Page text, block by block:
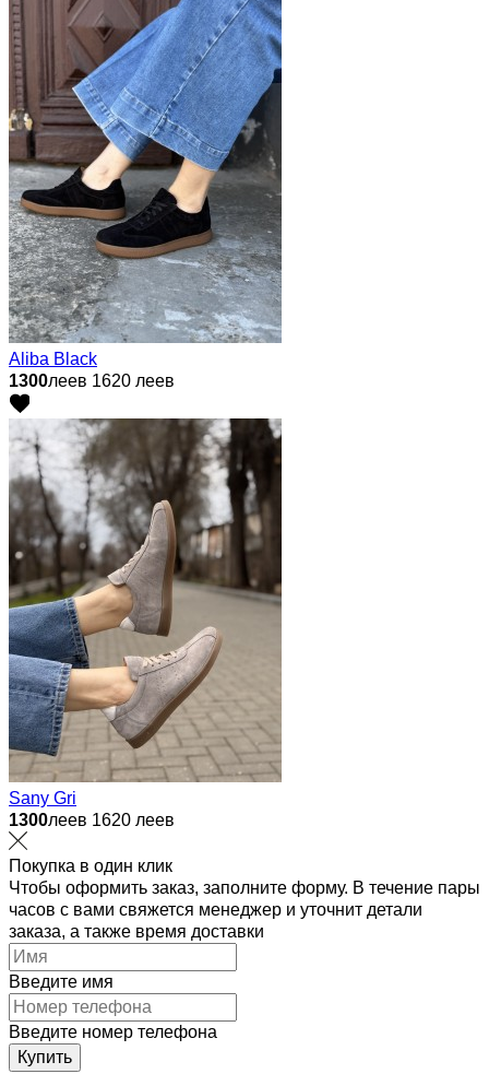
Aliba Black
1300леев 1620 леев
Sany Gri
1300леев 1620 леев
Покупка в один клик
Чтобы оформить заказ, заполните форму. В течение пары
часов с вами свяжется менеджер и уточнит детали
заказа, а также время доставки
Введите имя
Введите номер телефона
Купить